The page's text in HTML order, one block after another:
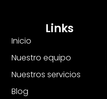
Links
Inicio
Nuestro equipo
Nuestros servicios
Blog